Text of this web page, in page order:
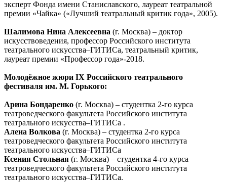
эксперт Фонда имени Станиславского, лауреат театральной
премии «Чайка» («Лучший театральный критик года», 2005).
Шалимова Нина Алексеевна (г. Москва) – доктор
искусствоведения, профессор Российского института
театрального искусства–ГИТИСа, театральный критик,
лауреат премии «Профессор года»-2018.
Молодёжное жюри IX Российского театрального
фестиваля им. М. Горького:
Арина Бондаренко (г. Москва) – студентка 2-го курса
театроведческого факультета Российского института
театрального искусства–ГИТИСа .
Алена Волкова (г. Москва) – студентка 2-го курса
театроведческого факультета Российского института
театрального искусства–ГИТИСа
Ксения Стольная (г. Москва) – студентка 4-го курса
театроведческого факультета Российского института
театрального искусства–ГИТИСа.